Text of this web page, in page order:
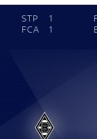
STP
1
FCA
1